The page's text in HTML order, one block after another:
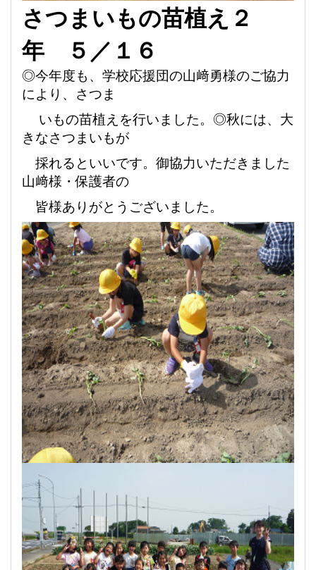
さつまいもの苗植え２
年 ５／１６
◎今年度も、 学校応援団の山﨑勇様のご協力
により、さつま
いもの苗植えを行いました。 ◎秋には、大
きなさつまいもが
採れるといいです。御協力いただきました
山﨑様・保護者の
皆様ありがとうございました。